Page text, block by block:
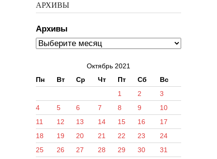
АРХИВЫ
Архивы
Октябрь 2021
Пн
Вт Ср Чт Пт Сб Вс
1 2
3
4
5 6 7 8 9
10
11
12 13 14 15 16
17
18
19 20 21 22 23
24
25
26 27 28 29 30 31